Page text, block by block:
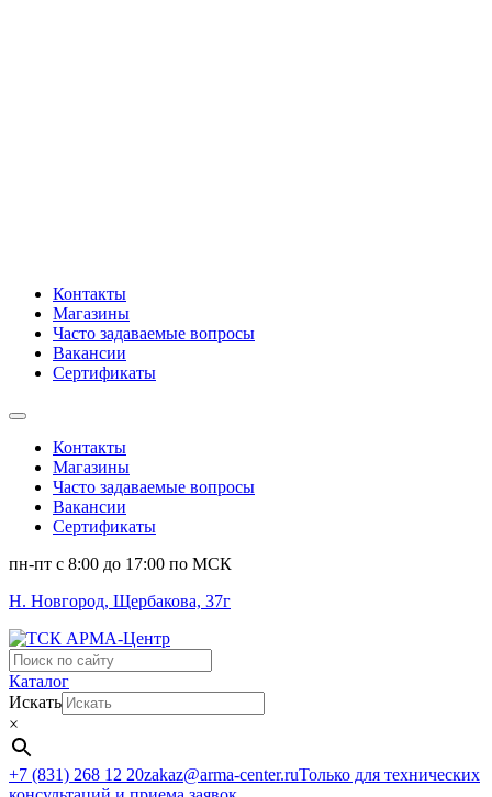
Контакты
Магазины
Часто задаваемые вопросы
Вакансии
Сертификаты
Контакты
Магазины
Часто задаваемые вопросы
Вакансии
Сертификаты
пн-пт c 8:00 до 17:00 по МСК
Н. Новгород, Щербакова, 37г
Поиск
...
Каталог
Искать
×
+7 (831) 268 12 20zakaz@arma-center.ruТолько для технических